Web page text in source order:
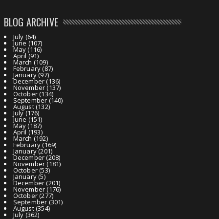
BLOG ARCHIVE
July (64)
June(107)
May(116)
April (91)
March (109)
February(87)
January(97)
December(136)
November(137)
October(134)
September (140)
August(132)
July(176)
June(151)
May(187)
April (193)
March (192)
February(169)
January(201)
December(208)
November(181)
October(53)
January(5)
December(201)
November(176)
October(277)
September (301)
August(354)
July(362)